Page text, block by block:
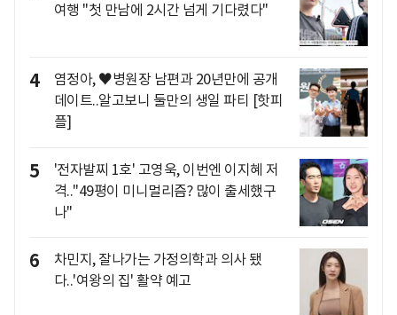
여행 "첫 만남에 2시간 넘게 기다렸다"
4
염정아, ♥병원장 남편과 20년만에 공개
데이트..알고보니 둘만의 생일 파티 [핫피
플]
5
'전자발찌 1호' 고영욱, 이번엔 이지혜 저
격.."49평이 미니멀리즘? 많이 출세했구
나"
6
차민지, 잘나가는 가정의학과 의사 됐
다..'여왕의 집' 활약 예고